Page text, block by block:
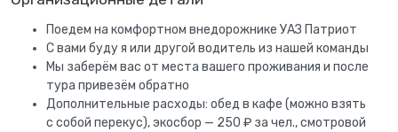
Поедем на комфортном внедорожнике УАЗ Патриот
С вами буду я или другой водитель из нашей команды
Мы заберём вас от места вашего проживания и после
тура привезём обратно
Дополнительные расходы: обед в кафе (можно взять
с собой перекус), экосбор — 250 ₽ за чел., смотровой